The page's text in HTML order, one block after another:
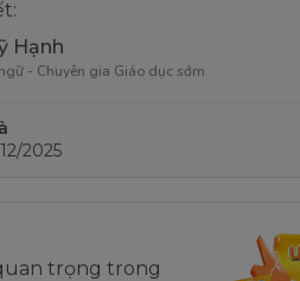
Hạnh
- Chuyên gia Giáo dục sớm
2025
trọng trong